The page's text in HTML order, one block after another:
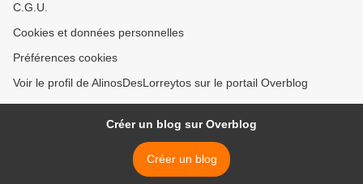
C.G.U.
Cookies et données personnelles
Préférences cookies
Voir le profil de AlinosDesLorreytos sur le portail Overblog
Créer un blog sur Overblog
Créer un blog